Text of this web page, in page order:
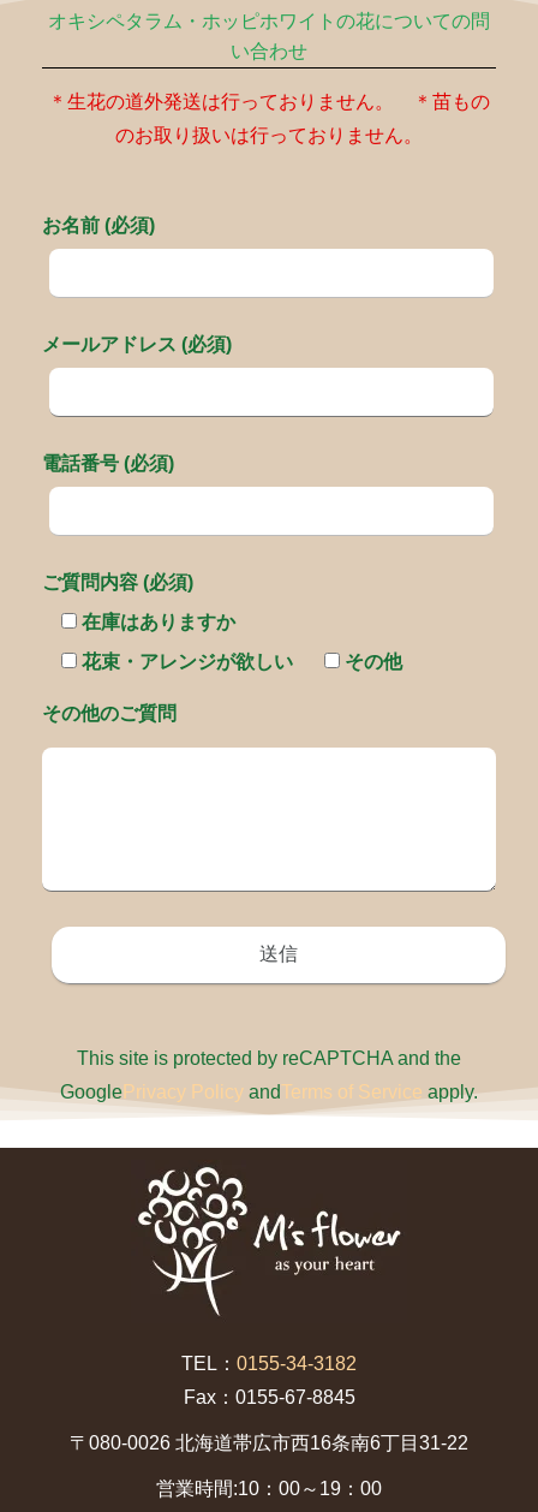
オキシペタラム・ホッピホワイトの花についての問
い合わせ
＊生花の道外発送は行っておりません。 ＊苗もの
のお取り扱いは行っておりません。
お名前 (必須)
メールアドレス (必須)
電話番号 (必須)
ご質問内容 (必須)
在庫はありますか
花束・アレンジが欲しい
その他
その他のご質問
This site is protected by reCAPTCHA and the
GooglePrivacy Policy andTerms of Service apply.
TEL： 0155-34-3182
Fax：0155-67-8845
〒080-0026 北海道帯広市西16条南6丁目31-22
営業時間:10：00～19：00